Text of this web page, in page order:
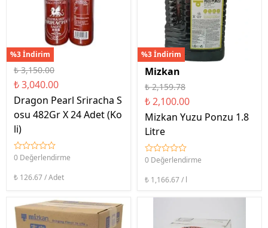
%3 İndirim
₺ 3,150.00
₺ 3,040.00
Dragon Pearl Sriracha S
osu 482Gr X 24 Adet (Ko
li)
0 Değerlendirme
₺ 126.67 / Adet
%3 İndirim
Mizkan
₺ 2,159.78
₺ 2,100.00
Mizkan Yuzu Ponzu 1.8
Litre
0 Değerlendirme
₺ 1,166.67 / l